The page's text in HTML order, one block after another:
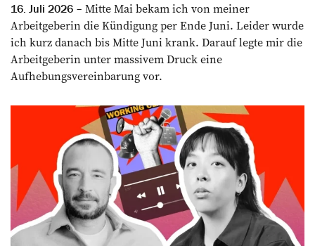
16. Juli 2026
Mitte Mai bekam ich von meiner
Arbeitgeberin die Kündigung per Ende Juni. Leider wurde
ich kurz danach bis Mitte Juni krank. Darauf legte mir die
Arbeitgeberin unter massivem Druck eine
Aufhebungsvereinbarung vor.